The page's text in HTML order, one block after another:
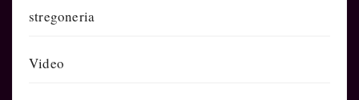
stregoneria
Video